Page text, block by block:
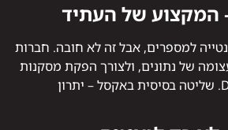
– המקצוע של העתיד
למספרים, אבל זה לא חובה. חברות
של נתונים, ולצורך הפקת מסקנות
נדרשים Data Analysts. שליטה בסיסית באקסל – יתרון